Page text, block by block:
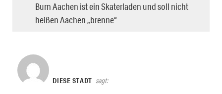
Burn Aachen ist ein Skaterladen und soll nicht
heißen Aachen „brenne“
DIESE STADT sagt: